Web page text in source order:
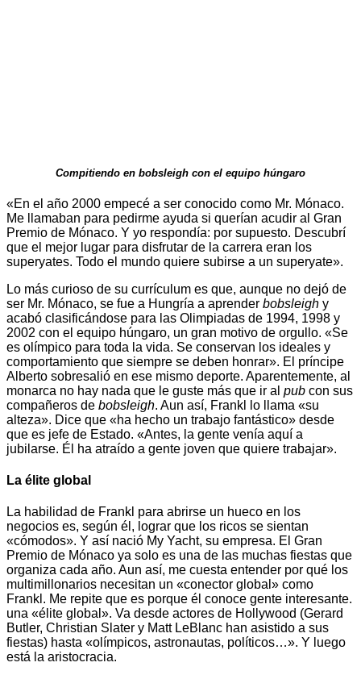
Compitiendo en bobsleigh con el equipo húngaro
«En el año 2000 empecé a ser conocido como Mr. Mónaco.
Me llamaban para pedirme ayuda si querían acudir al Gran
Premio de Mónaco. Y yo respondía: por supuesto. Descubrí
que el mejor lugar para disfrutar de la carrera eran los
superyates. Todo el mundo quiere subirse a un superyate».
Lo más curioso de su currículum es que, aunque no dejó de
ser Mr. Mónaco, se fue a Hungría a aprender bobsleigh y
acabó clasificándose para las Olimpiadas de 1994, 1998 y
2002 con el equipo húngaro, un gran motivo de orgullo. «Se
es olímpico para toda la vida. Se conservan los ideales y
comportamiento que siempre se deben honrar». El príncipe
Alberto sobresalió en ese mismo deporte. Aparentemente, al
monarca no hay nada que le guste más que ir al pub con sus
compañeros de bobsleigh. Aun así, Frankl lo llama «su
alteza». Dice que «ha hecho un trabajo fantástico» desde
que es jefe de Estado. «Antes, la gente venía aquí a
jubilarse. Él ha atraído a gente joven que quiere trabajar».
La élite global
La habilidad de Frankl para abrirse un hueco en los
negocios es, según él, lograr que los ricos se sientan
«cómodos». Y así nació My Yacht, su empresa. El Gran
Premio de Mónaco ya solo es una de las muchas fiestas que
organiza cada año. Aun así, me cuesta entender por qué los
multimillonarios necesitan un «conector global» como
Frankl. Me repite que es porque él conoce gente interesante.
una «élite global». Va desde actores de Hollywood (Gerard
Butler, Christian Slater y Matt LeBlanc han asistido a sus
fiestas) hasta «olímpicos, astronautas, políticos…». Y luego
está la aristocracia.